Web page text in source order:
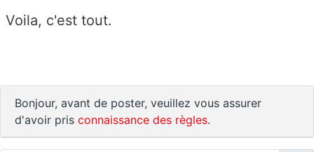
Voila, c'est tout.
Bonjour, avant de poster, veuillez vous assurer
d'avoir pris connaissance des règles.